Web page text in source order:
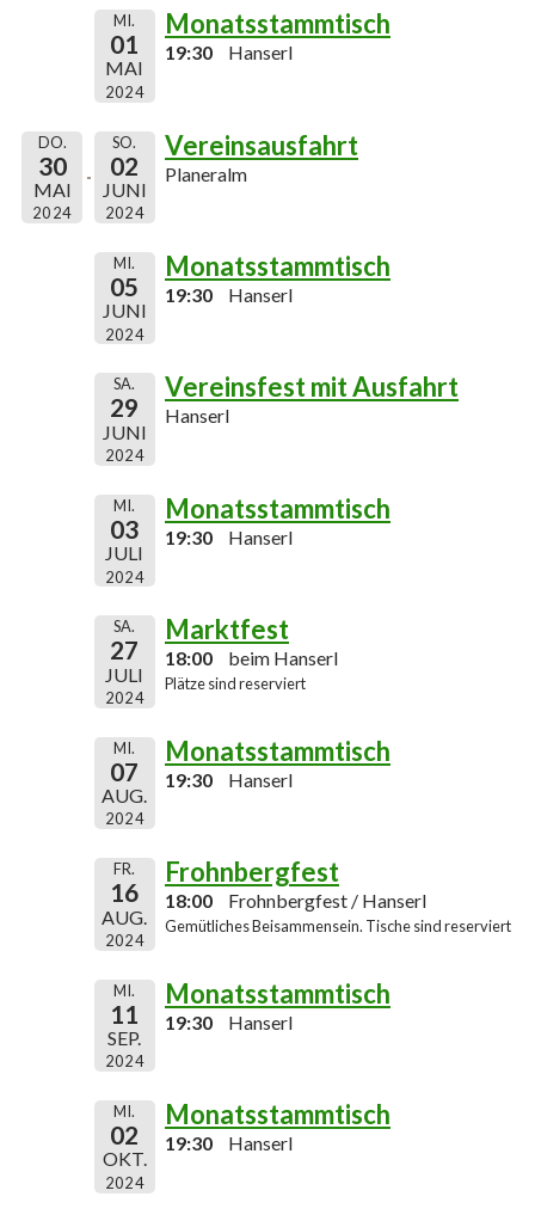
MI.
01
MAI
2024
Monatsstammtisch
19:30 Hanserl
DO.
30
MAI
2024
SO.
02
JUNI
2024
Vereinsausfahrt
Planeralm
MI.
05
JUNI
2024
Monatsstammtisch
19:30 Hanserl
SA.
29
JUNI
2024
Vereinsfest mit Ausfahrt
Hanserl
MI.
03
JULI
2024
Monatsstammtisch
19:30 Hanserl
SA.
27
JULI
2024
Marktfest
18:00 beim Hanserl
Plätze sind reserviert
MI.
07
AUG.
2024
Monatsstammtisch
19:30 Hanserl
FR.
16
AUG.
2024
Frohnbergfest
18:00 Frohnbergfest / Hanserl
Gemütliches Beisammensein. Tische sind reserviert
MI.
11
SEP.
2024
Monatsstammtisch
19:30 Hanserl
MI.
02
OKT.
2024
Monatsstammtisch
19:30 Hanserl